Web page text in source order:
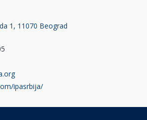
ipasrbija/